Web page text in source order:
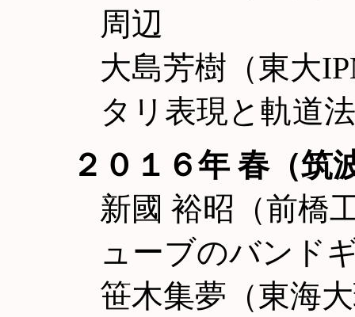
周辺
大島芳樹（東大
タリ表現と軌道法
２０１６年 春（筑
新國 裕昭（前橋
ューブのバンド
笹木集夢（東海